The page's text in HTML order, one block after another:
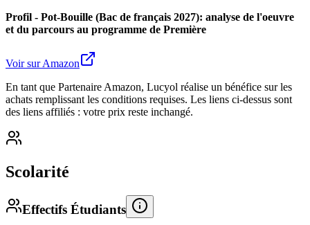
Profil - Pot-Bouille (Bac de français 2027): analyse de l'oeuvre
et du parcours au programme de Première
Voir sur Amazon
En tant que Partenaire Amazon, Lucyol réalise un bénéfice sur les
achats remplissant les conditions requises. Les liens ci-dessus sont
des liens affiliés : votre prix reste inchangé.
Scolarité
Effectifs Étudiants